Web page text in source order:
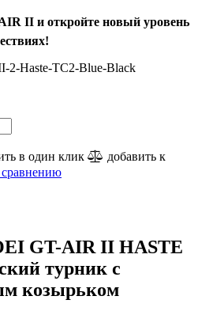
II и откройте новый уровень
2-Haste-TC2-Blue-Black
в один клик
добавить к
GT-AIR II HASTE
турник с
козырьком